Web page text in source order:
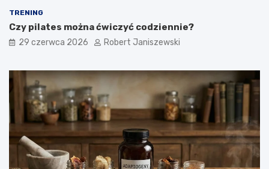
TRENING
Czy pilates można ćwiczyć codziennie?
29 czerwca 2026 Robert Janiszewski